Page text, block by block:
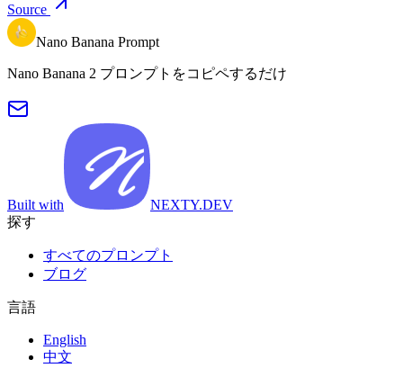
Source
Nano Banana Prompt
Nano Banana 2 プロンプトをコピペするだけ
Built with
NEXTY.DEV
探す
すべてのプロンプト
ブログ
言語
English
中文